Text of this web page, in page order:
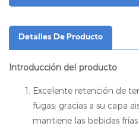
Detalles De Producto
Introducción del producto
Excelente retención de
fugas: gracias a su capa
mantiene las bebidas